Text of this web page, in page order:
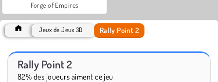
Forge of Empires
Jeux de Jeux 3D Rally Point 2
Rally Point 2
82% des joueurs aiment ce jeu